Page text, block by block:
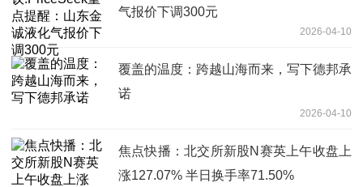
气报价下调300元
2026-04-10
覆盖的温度：跨越山海而来，写下德邦承
诺
2026-04-10
焦点快播：北交所新股N赛英上午收盘上
涨127.07% 半日换手率71.50%